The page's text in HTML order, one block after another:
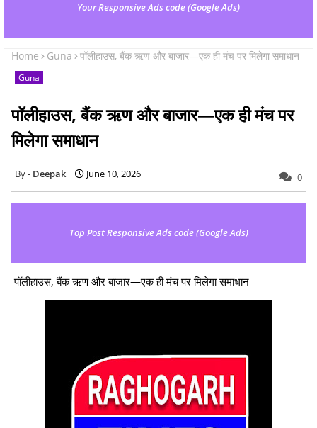
Your Responsive Ads code (Google Ads)
Home Guna पॉलीहाउस, बैंक ऋण और बाजार—एक ही मंच पर मिलेगा समाधान
Guna
पॉलीहाउस, बैंक ऋण और बाजार—एक ही मंच पर
मिलेगा समाधान
Deepak June 10, 2026 0
Top Post Responsive Ads code (Google Ads)
पॉलीहाउस, बैंक ऋण और बाजार—एक ही मंच पर मिलेगा समाधान